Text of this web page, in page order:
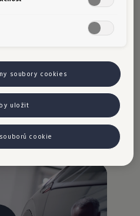
našich originálních
+Tyres je kód OE uveden
soubory cookies
uložit
cookie